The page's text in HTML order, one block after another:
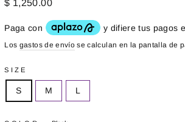
$ 1,250.00
Los gastos de envío se calculan en la pantalla de
SIZE
S M L